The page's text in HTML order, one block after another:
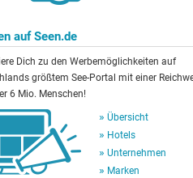
auf Seen.de
Dich zu den Werbemöglichkeiten auf
größtem See-Portal mit einer
6 Mio. Menschen!
Übersicht
Hotels
Unternehmen
Marken